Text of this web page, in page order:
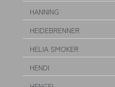
HANNING
HEIDEBRENNER
HELIA SMOKER
HENDI